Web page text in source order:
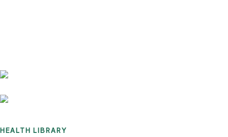
HEALTH LIBRARY